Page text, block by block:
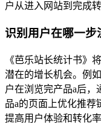
户从进入网站到完成
识别用户在哪一步
《芭乐站长统计书》
潜在的增长机会。例
户在浏览完产品a后，
品a的页面上优化推荐
提高用户体验和转化率